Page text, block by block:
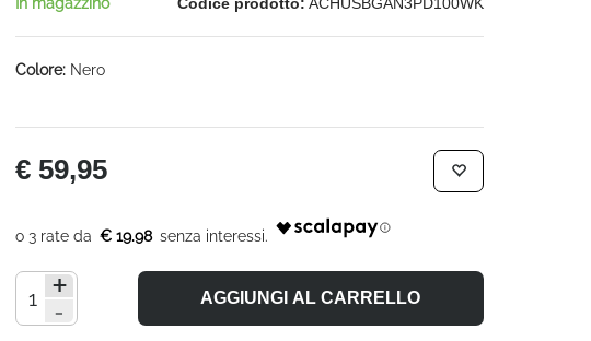
Colore: Nero
€ 59,95
€ 19.98
+
- AGGIUNGI AL CARRELLO